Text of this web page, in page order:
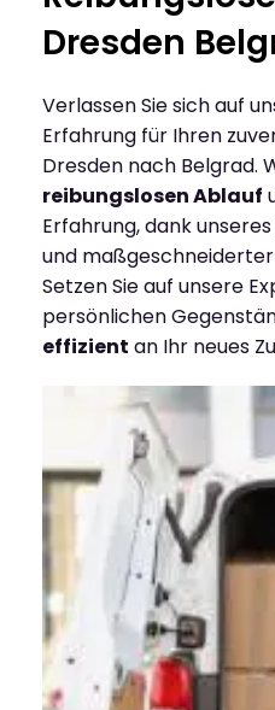
Dresden
Verlassen Sie sich auf
Erfahrung für Ihren
Dresden nach Belgrad.
reibungslosen Ablauf
Erfahrung, dank
und maßgeschneiderter
Setzen Sie auf unsere
persönlichen
effizient an Ihr neues